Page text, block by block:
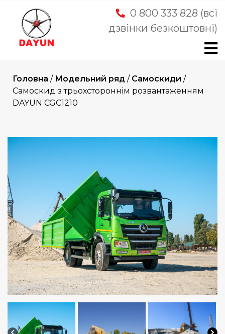
content
0 800 333 828 (всі
дзвінки безкоштовні)
Головна / Модельний ряд / Самоскиди /
Самоскид з трьохстороннім розвантаженням
DAYUN CGC1210